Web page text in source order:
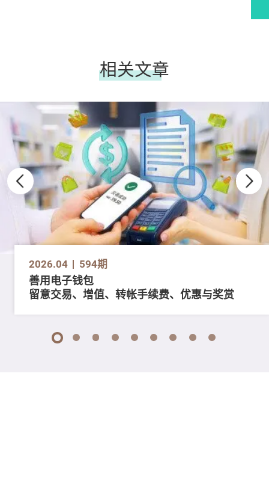
相关文章
2026.04 594期
善用电子钱包
留意交易、增值、转帐手续费、优惠与奖赏
1 2 3 4 5 6 7 8 9